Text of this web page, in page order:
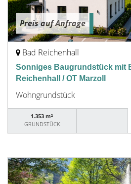
Preis auf Anfrage
Bad Reichenhall
Sonniges Baugrundstück mit
Reichenhall / OT Marzoll
Wohngrundstück
1.353 m²
GRUNDSTÜCK